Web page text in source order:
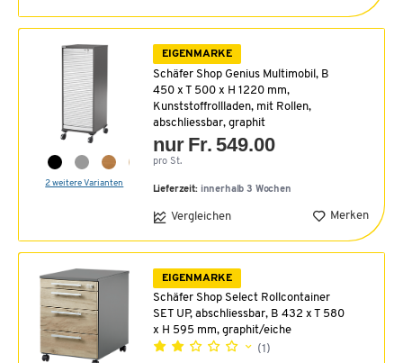
2 weitere Varianten
EIGENMARKE
Schäfer Shop Genius Multimobil, B
450 x T 500 x H 1220 mm,
Kunststoffrollladen, mit Rollen,
abschliessbar, graphit
nur Fr. 549.00
pro St.
Lieferzeit: innerhalb 3 Wochen
Vergleichen Merken
EIGENMARKE
Schäfer Shop Select Rollcontainer
SET UP, abschliessbar, B 432 x T 580
x H 595 mm, graphit/eiche
(1)